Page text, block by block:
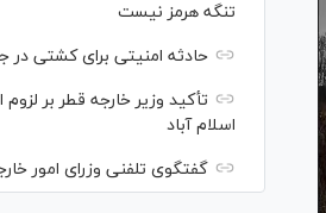
تنگه هرمز نیست
حادثه امنیتی برای کشتی در
تأکید وزیر خارجه قطر بر لزوم
اسلام آباد
گفتگوی تلفنی وزرای امور